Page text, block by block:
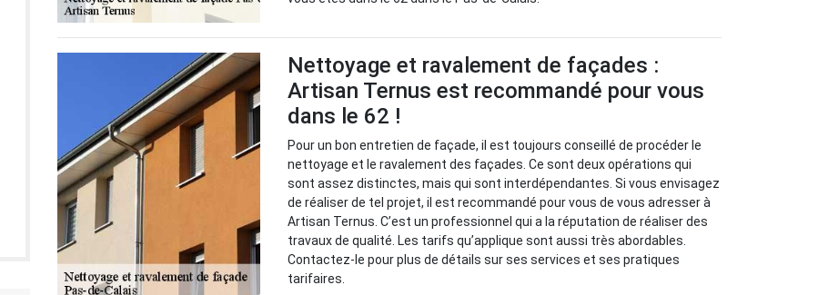
Nettoyage et ravalement de façades :
Artisan Ternus est recommandé pour vous
dans le 62 !
Pour un bon entretien de façade, il est toujours conseillé de procéder le
nettoyage et le ravalement des façades. Ce sont deux opérations qui
sont assez distinctes, mais qui sont interdépendantes. Si vous envisagez
de réaliser de tel projet, il est recommandé pour vous de vous adresser à
Artisan Ternus. C’est un professionnel qui a la réputation de réaliser des
travaux de qualité. Les tarifs qu’applique sont aussi très abordables.
Contactez-le pour plus de détails sur ses services et ses pratiques
tarifaires.